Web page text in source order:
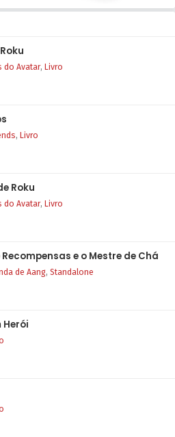
do Avatar, Livro
, Livro
Roku
do Avatar, Livro
e o Mestre de Chá
de Aang, Standalone